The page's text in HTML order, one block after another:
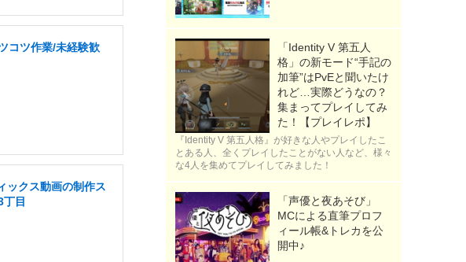
コツ作業/未経験歓
ックス動画の制作ス
目
「Identity V 第五人
格」の新モード“手記の
加筆”はPvEと聞いたけ
れど…実際どうなの？
集まってプレイしてみ
た！【プレイレポ】
『Identity V 第五人格』が好きな人やプレイしたこ
とある人、全くプレイしたことがない人など、様々
な4人を集めてプレイしてみました！
「声優と夜あそび」
MCによる直筆プロフ
ィール帳&トレカを公
開中♪